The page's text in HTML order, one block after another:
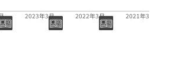
2023年3月
2022年3月
2021年3月